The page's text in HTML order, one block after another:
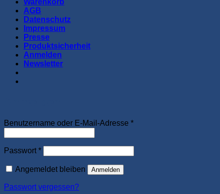
AGB
Datenschutz
Impressum
Presse
Produktsicherheit
Anmelden
Newsletter
Benutzername oder E-Mail-Adresse *Erforderlich
Passwort *Erforderlich
Angemeldet bleiben Anmelden
Passwort vergessen?